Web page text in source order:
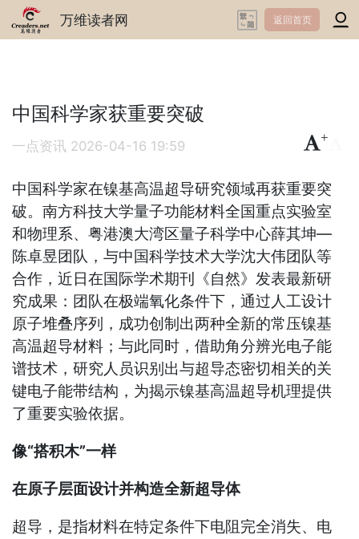
万维读者网 返回首页
中国科学家获重要突破
一点资讯 2026-04-16 19:59
+
中国科学家在镍基高温超导研究领域再获重要突
破。南方科技大学量子功能材料全国重点实验室
和物理系、粤港澳大湾区量子科学中心薛其坤—
陈卓昱团队，与中国科学技术大学沈大伟团队等
合作，近日在国际学术期刊《自然》发表最新研
究成果：团队在极端氧化条件下，通过人工设计
原子堆叠序列，成功创制出两种全新的常压镍基
高温超导材料；与此同时，借助角分辨光电子能
谱技术，研究人员识别出与超导态密切相关的关
键电子能带结构，为揭示镍基高温超导机理提供
了重要实验依据。
像“搭积木”一样
在原子层面设计并构造全新超导体
超导，是指材料在特定条件下电阻完全消失、电